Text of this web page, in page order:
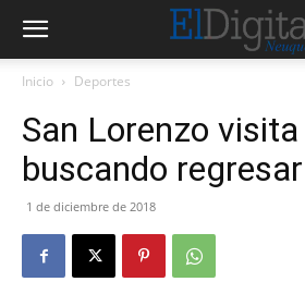
Inicio Deportes
San Lorenzo
buscando
1 de diciembre de 2018